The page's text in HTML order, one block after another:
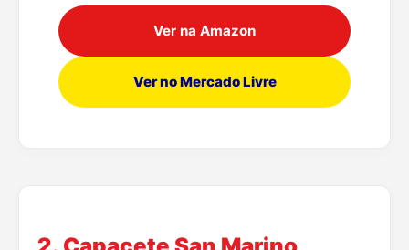
Ver na Amazon
Ver no Mercado Livre